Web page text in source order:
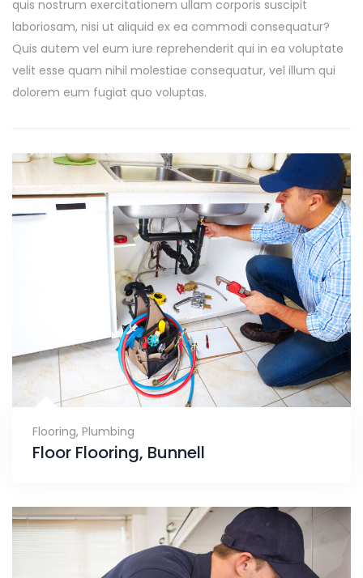
quis nostrum exercitationem ullam corporis suscipit
laboriosam, nisi ut aliquid ex ea commodi consequatur?
Quis autem vel eum iure reprehenderit qui in ea voluptate
velit esse quam nihil molestiae consequatur, vel illum qui
dolorem eum fugiat quo voluptas.
Flooring, Plumbing
Floor Flooring, Bunnell